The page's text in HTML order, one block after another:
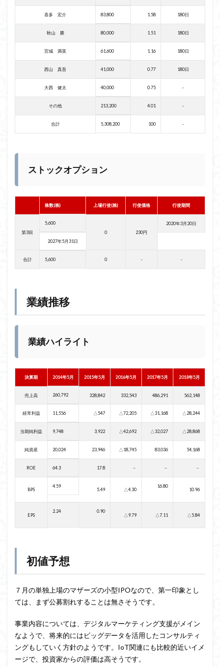
喜多 宏介 83,800 1.58 180日
秋山 勝 80,000 1.51 180日
宮城 満英 61,600 1.16 180日
西山 真吾 41,000 0.77 180日
大西 健太 40,000 0.75 -
その他 213,200 4.01 -
合計 5,308,200 100 -
ストックオプション
株数(株) 上場行使(株) 行使価格 行使期間
第3回
5,600
0
230円
2020年3月20日
2027年5月31日
合計 5,600 0 - -
業績推移
業績ハイライト
決算期 2014年5月 2015年5月 2016年5月 2017年5月 2018年5月
売上高 260,792 328,842 332,543 486,291 562,148
経常利益 11,556 △547 △72,205 △31,168 △28,244
当期純利益 9,748 3,922 △42,692 △32,027 △28,868
純資産 20,024 23,946 △18,745 83,036 54,168
ROE 64.3 17.8 － － －
BPS
4.59
5.49 △4.30
16.80
10.96
EPS
2.24 0.90
△9.79 △7.11 △5.84
初値予想
７月の単独上場のマザーズの小型IPOなので、第一印象とし
ては、まず公募割れすることは無さそうです。
事業内容については、デジタルマーケティング支援がメイン
なようで、将来的にはビッグデータを活用したコンサルティ
ングもしていく方針のようです。IoT関連にも比較的近いイメ
ージで、投資家からの評価は高そうです。